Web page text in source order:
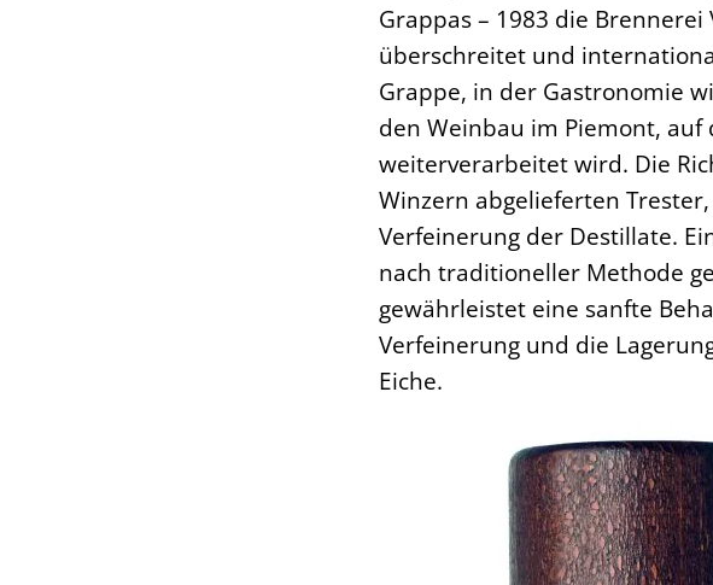
Grappas – 1983 die
überschreitet und
Grappe, in der Gastronomie
den Weinbau im Piemont,
weiterverarbeitet wird. Die
Winzern abgelieferten
Verfeinerung der Destillate.
nach traditioneller Methode
gewährleistet eine sanfte
Verfeinerung und die
Eiche.